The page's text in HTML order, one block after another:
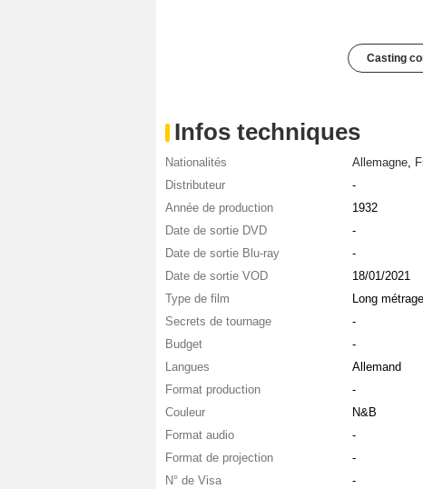
Casting
Infos techniques
Nationalités Allemagne,
Distributeur
-
Année de production
1932
Date de sortie DVD
-
Date de sortie Blu-ray
-
Date de sortie VOD
18/01/2021
Type de film
Long métrage
Secrets de tournage
-
Budget
-
Langues
Allemand
Format production
-
Couleur
N&B
Format audio
-
Format de projection
-
N° de Visa
-